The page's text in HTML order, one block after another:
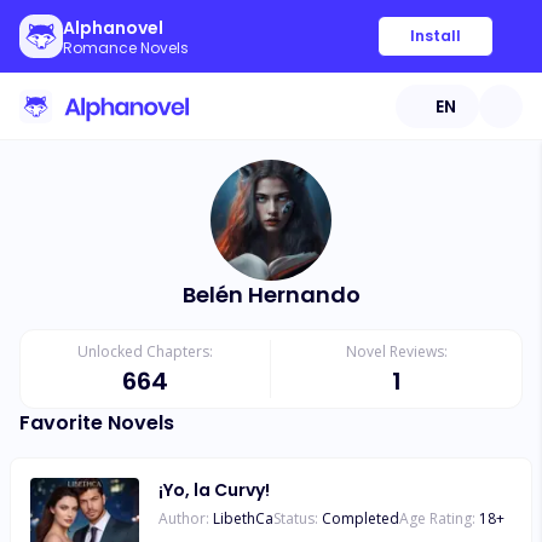
Alphanovel
Romance Novels
Install
EN
Belén Hernando
Unlocked Chapters:
664
Novel Reviews:
1
Favorite Novels
¡Yo, la Curvy!
Author: LibethCaStatus: CompletedAge Rating: 18+